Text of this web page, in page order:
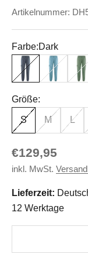
Artikelnummer:
Farbe:Dark
Dark
Wave Herb
Größe:
S M L
Angebot
€129,95
inkl. MwSt.
Lieferzeit:
12 Werktage